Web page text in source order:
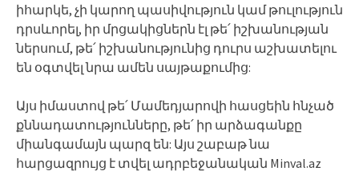
իհարկե, չի կարող պասիվություն կամ թուլություն
դրսևորել, իր մրցակիցներն էլ թե՛ իշխանության
ներսում, թե՛ իշխանությունից դուրս աշխատելու
են օգտվել նրա ամեն սայթաքումից:
Այս իմաստով թե՛ Մամեդյարովի հասցեին հնչած
քննադատությունները, թե՛ իր արձագանքը
միանգամայն պարզ են: Այս շաբաթ նա
հարցազրույց է տվել ադրբեջանական Minval.az